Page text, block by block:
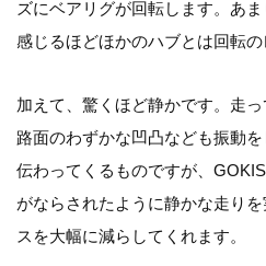
ズにベアリグが回転します。あ
感じるほどほかのハブとは回転の
加えて、驚くほど静かです。走
路面のわずかな凹凸なども振動
伝わってくるものですが、
がならされたように静かな走り
スを大幅に減らしてくれます。